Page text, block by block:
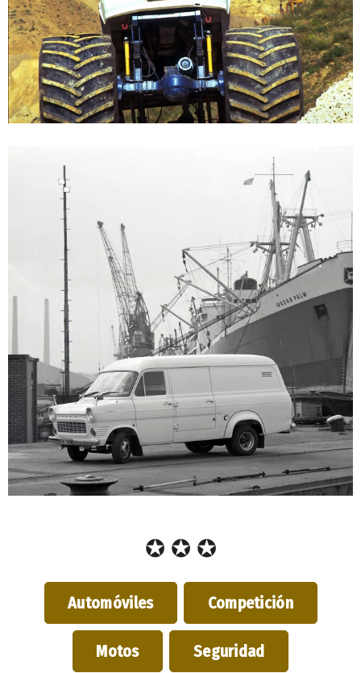
✪ ✪ ✪
Automóviles Competición
Motos Seguridad